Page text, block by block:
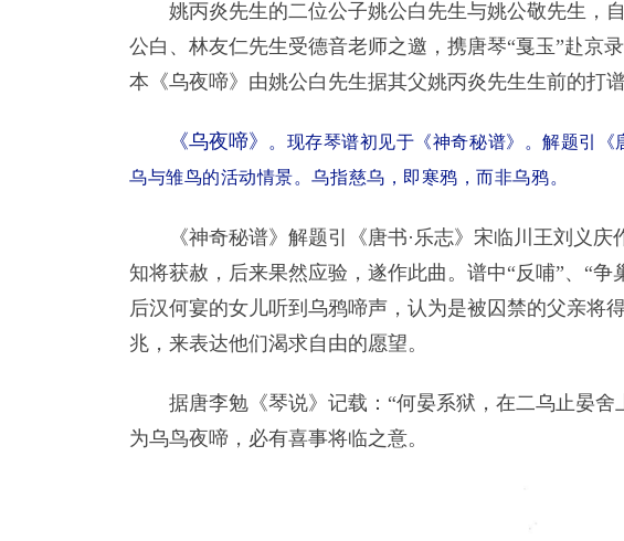
姚丙炎先生的二位公子姚公白先生与姚公敬先生，
公白、林友仁先生受德音老师之邀，携唐琴“戛玉”赴
本 《乌夜啼》由姚公白先生据其父姚丙炎先生生前的打
《乌夜啼》
。现存琴谱初见于《神奇秘谱》。解题引
乌与雏鸟的活动情景。乌指慈乌，即寒鸦，而非乌鸦。
《神奇秘谱》解题引《唐书·乐志》宋临川王刘义
知将获赦，后来果然应验，遂作此曲。谱中“反哺”、“
后汉何宴的女儿听到乌鸦啼声，认为是被囚禁的父亲将
兆，来表达他们渴求自由的愿望。
据唐李勉《琴说》记载：“何晏系狱，在二乌止晏
为乌鸟夜啼，必有喜事将临之意。